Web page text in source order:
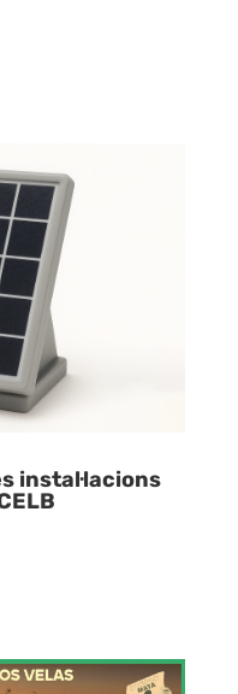
instal·lacions